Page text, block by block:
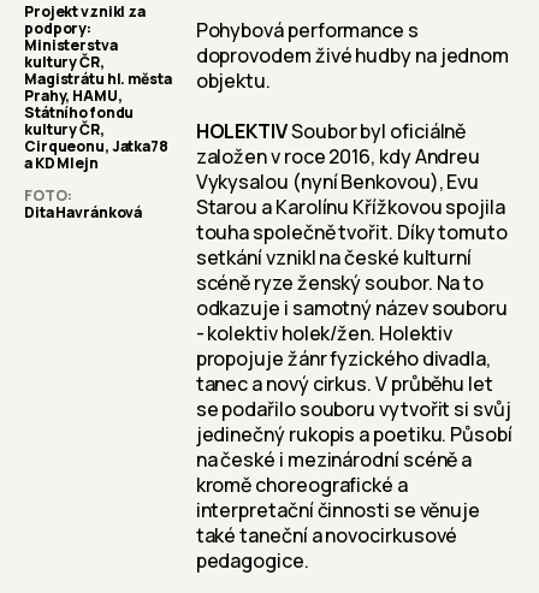
Projekt vznikl za
podpory:
Ministerstva
kultury ČR,
Magistrátu hl. města
Prahy, HAMU,
Státního fondu
kultury ČR,
Cirqueonu, Jatka78
a KD Mlejn
FOTO
Dita Havránková
Pohybová performance s
doprovodem živé hudby na jednom
objektu.
HOLEKTIVSoubor byl oficiálně
založen v roce 2016, kdy Andreu
Vykysalou (nyní Benkovou), Evu
Starou a Karolínu Křížkovou spojila
touha společně tvořit. Díky tomuto
setkání vznikl na české kulturní
scéně ryze ženský soubor. Na to
odkazuje i samotný název souboru
- kolektiv holek/žen. Holektiv
propojuje žánr fyzického divadla,
tanec a nový cirkus. V průběhu let
se podařilo souboru vytvořit si svůj
jedinečný rukopis a poetiku. Působí
na české i mezinárodní scéně a
kromě choreografické a
interpretační činnosti se věnuje
také taneční a novocirkusové
pedagogice.